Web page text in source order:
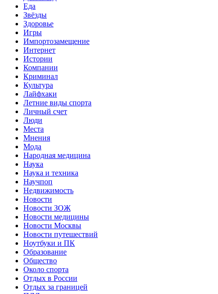
Еда
Звёзды
Здоровье
Игры
Импортозамещение
Интернет
Истории
Компании
Криминал
Культура
Лайфхаки
Летние виды спорта
Личный счет
Люди
Места
Мнения
Мода
Народная медицина
Наука
Наука и техника
Научпоп
Недвижимость
Новости
Новости ЗОЖ
Новости медицины
Новости Москвы
Новости путешествий
Ноутбуки и ПК
Образование
Общество
Около спорта
Отдых в России
Отдых за границей